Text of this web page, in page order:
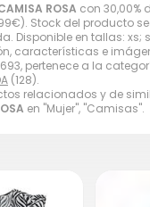
ROSA con 30,00%
€). Stock del producto
Disponible en tallas: xs;
características e
pertenece a la
(128).
relacionados y de
en "Mujer", "Camisas".